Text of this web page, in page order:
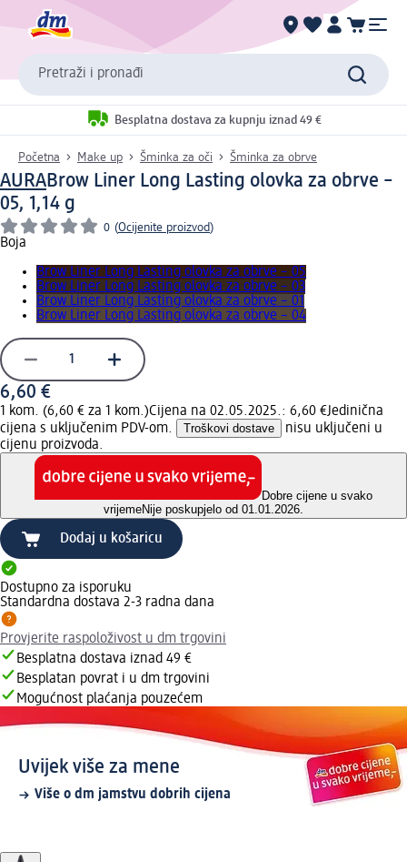
Pretraži i pronađi
Besplatna dostava za kupnju iznad 49 €
Početna Make up Šminka za oči Šminka za obrve
AURABrow Liner Long Lasting olovka za obrve –
05, 1,14 g
0 (Ocijenite proizvod)
Boja
Brow Liner Long Lasting olovka za obrve – 05
Brow Liner Long Lasting olovka za obrve – 03
Brow Liner Long Lasting olovka za obrve – 01
Brow Liner Long Lasting olovka za obrve – 04
6,60 €
1 kom. (6,60 € za 1 kom.)Cijena na 02.05.2025.: 6,60 €Jedinična
cijena s uključenim PDV-om.
Troškovi dostave
nisu uključeni u
cijenu proizvoda.
Dobre cijene u svako
vrijemeNije poskupjelo od 01.01.2026.
Dodaj u košaricu
Dostupno za isporuku
Standardna dostava 2-3 radna dana
Provjerite raspoloživost u dm trgovini
Besplatna dostava iznad 49 €
Besplatan povrat i u dm trgovini
Mogućnost plaćanja pouzećem
Uvijek više za mene
Više o dm jamstvu dobrih cijena